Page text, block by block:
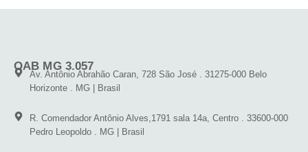
OAB MG 3.057
Av. Antônio Abrahão Caran, 728 São José . 31275-000 Belo
Horizonte . MG | Brasil
R. Comendador Antônio Alves,1791 sala 14a, Centro . 33600-000
Pedro Leopoldo . MG | Brasil